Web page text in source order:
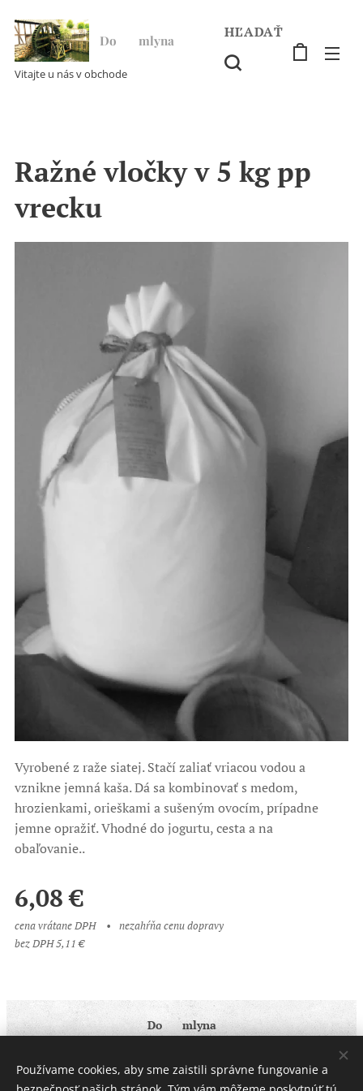
Do ♥ mlyna
Vitajte u nás v obchode
HĽADAŤ
Ražné vločky v 5 kg pp
vrecku
Vyrobené z raže siatej. Stačí zaliať vriacou vodou a
vznikne jemná kaša. Dá sa kombinovať s medom,
hrozienkami, orieškami a sušeným ovocím, prípadne
jemne opražiť. Vhodné do jogurtu, cesta a na
obaľovanie..
6,08€
cena vrátane DPH
nezahŕňa cenu dopravy
bez DPH 5,11 €
Do ♥ mlyna
Cookies
Používame cookies, aby sme zaistili správne fungovanie a